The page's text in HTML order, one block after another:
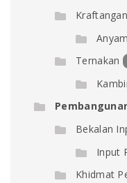
Kraftangan
Ternakan
Bekalan
Input
Khidmat